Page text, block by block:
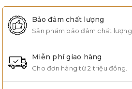
Bảo đảm chất lượng
Sản phẩm bảo đảm chất lượng.
Miễn phí giao hàng
Cho đơn hàng từ 2 triệu đồng.